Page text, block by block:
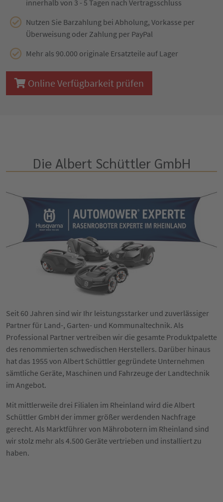
innerhalb von 3 - 5 Tagen nach Vertragsschluss
Nutzen Sie Barzahlung bei Abholung, Vorkasse per
Überweisung oder Zahlung per PayPal
Mehr als 90.000 originale Ersatzteile auf Lager
Online Verfügbarkeit prüfen
Die Albert Schüttler GmbH
Seit 60 Jahren sind wir Ihr leistungsstarker und zuverlässiger
Partner für Land-, Garten- und Kommunaltechnik. Als
Professional Partner vertreiben wir die gesamte Produktpalette
des renommierten schwedischen Herstellers. Darüber hinaus
hat das 1955 von Albert Schüttler gegründete Unternehmen
sämtliche Geräte, Maschinen und Fahrzeuge der Landtechnik
im Angebot.
Mit mittlerweile drei Filialen im Rheinland wird die Albert
Schüttler GmbH der immer größer werdenden Nachfrage
gerecht. Als Marktführer von Mährobotern im Rheinland sind
wir stolz mehr als 4.500 Geräte vertrieben und installiert zu
haben.